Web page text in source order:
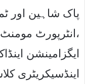
پاک شاہین اور
،انٹرپورٹ
ایگزامینشن
اینڈسیکریٹری